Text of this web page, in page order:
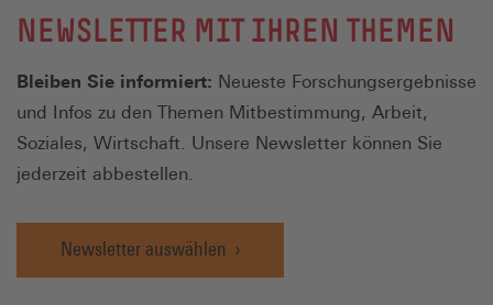
NEWSLETTER MIT IHREN THEMEN
Bleiben Sie informiert: Neueste Forschungsergebnisse
und Infos zu den Themen Mitbestimmung, Arbeit,
Soziales, Wirtschaft. Unsere Newsletter können Sie
jederzeit abbestellen.
Newsletter auswählen